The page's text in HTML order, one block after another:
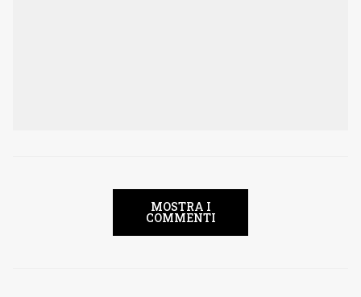
MOSTRA I
COMMENTI